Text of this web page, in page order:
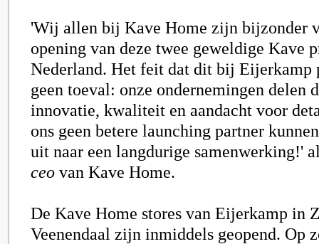
'Wij allen bij Kave Home zijn bijzonder
opening van deze twee geweldige Kave
Nederland. Het feit dat dit bij Eijerkamp
geen toeval: onze ondernemingen delen
innovatie, kwaliteit en aandacht voor
ons geen betere launching partner
uit naar een langdurige samenwerking!'
ceo van Kave Home.
De Kave Home stores van Eijerkamp in
Veenendaal zijn inmiddels geopend. Op